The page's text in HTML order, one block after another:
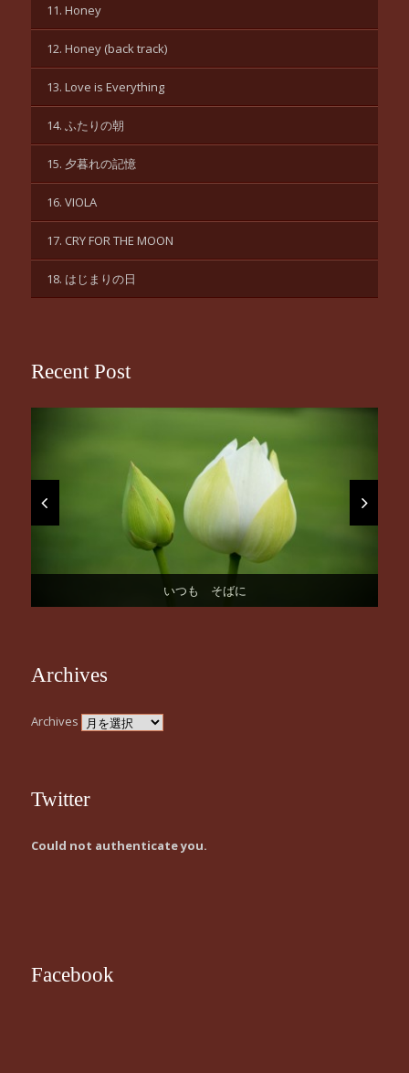
11. Honey
12. Honey (back track)
13. Love is Everything
14. ふたりの朝
15. 夕暮れの記憶
16. VIOLA
17. CRY FOR THE MOON
18. はじまりの日
Recent Post
いつも そばに
はじまりの日。
桜の季節になりました！
お誕生日おめでとうございます
謹賀新年
Archives
Archives
Twitter
Could not authenticate you.
Facebook